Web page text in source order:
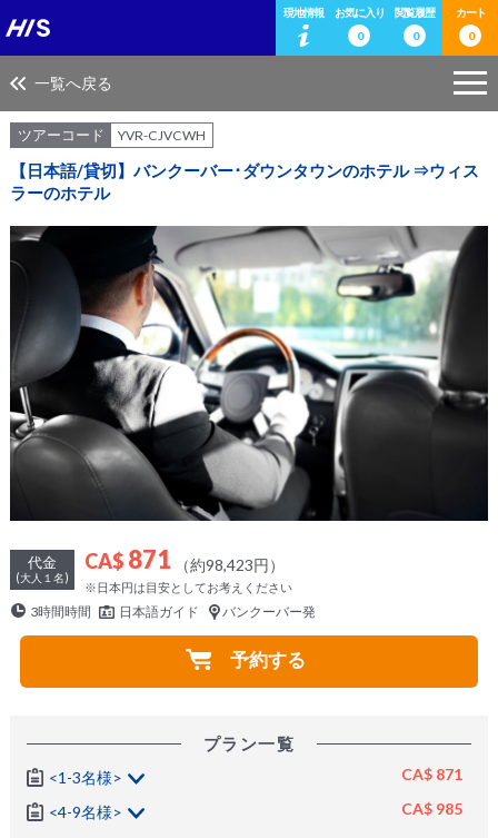
現地情報
お気に入り
0
閲覧履歴
0
カート
0
一覧へ戻る
ツアーコード YVR-CJVCWH
【日本語/貸切】バンクーバー･ダウンタウンのホテル ⇒ウィス
ラーのホテル
代金
(大人１名)
CA$ 871 （約98,423円）
※日本円は目安としてお考えください
3時間時間 日本語ガイド バンクーバー発
予約する
プラン一覧
<1-3名様>
CA$ 871
<4-9名様>
CA$ 985